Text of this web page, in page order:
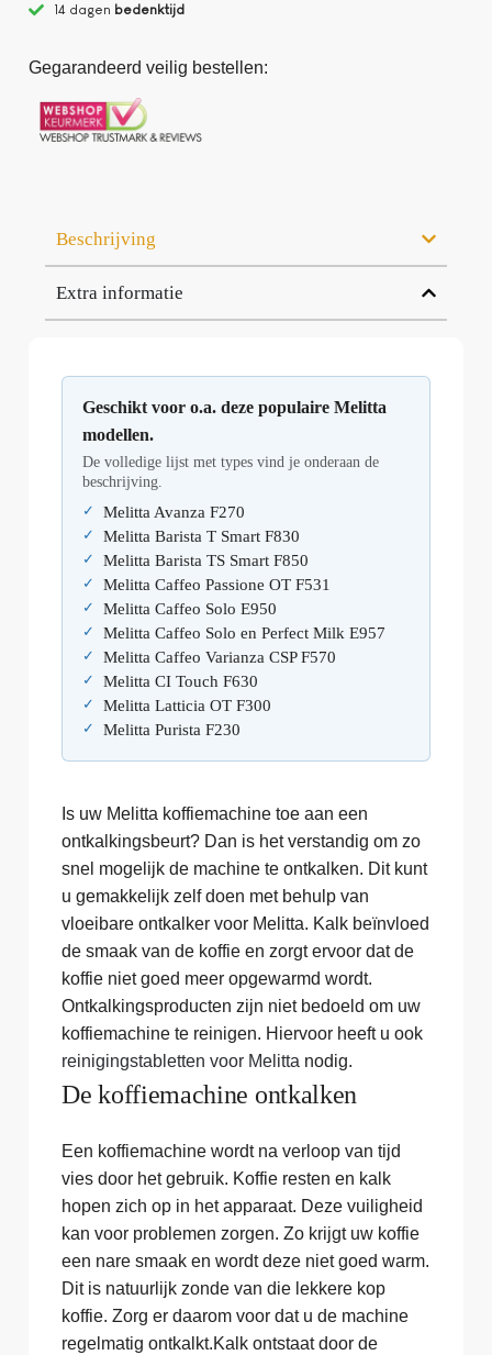
14 dagen bedenktijd
Gegarandeerd veilig bestellen:
Beschrijving
Extra informatie
Geschikt voor o.a. deze populaire Melitta
modellen.
De volledige lijst met types vind je onderaan de
beschrijving.
Melitta Avanza F270
Melitta Barista T Smart F830
Melitta Barista TS Smart F850
Melitta Caffeo Passione OT F531
Melitta Caffeo Solo E950
Melitta Caffeo Solo en Perfect Milk E957
Melitta Caffeo Varianza CSP F570
Melitta CI Touch F630
Melitta Latticia OT F300
Melitta Purista F230
Is uw Melitta koffiemachine toe aan een
ontkalkingsbeurt? Dan is het verstandig om zo
snel mogelijk de machine te ontkalken. Dit kunt
u gemakkelijk zelf doen met behulp van
vloeibare ontkalker voor Melitta. Kalk beïnvloed
de smaak van de koffie en zorgt ervoor dat de
koffie niet goed meer opgewarmd wordt.
Ontkalkingsproducten zijn niet bedoeld om uw
koffiemachine te reinigen. Hiervoor heeft u ook
reinigingstabletten voor Melitta nodig.
De koffiemachine ontkalken
Een koffiemachine wordt na verloop van tijd
vies door het gebruik. Koffie resten en kalk
hopen zich op in het apparaat. Deze vuiligheid
kan voor problemen zorgen. Zo krijgt uw koffie
een nare smaak en wordt deze niet goed warm.
Dit is natuurlijk zonde van die lekkere kop
koffie. Zorg er daarom voor dat u de machine
regelmatig ontkalkt.Kalk ontstaat door de